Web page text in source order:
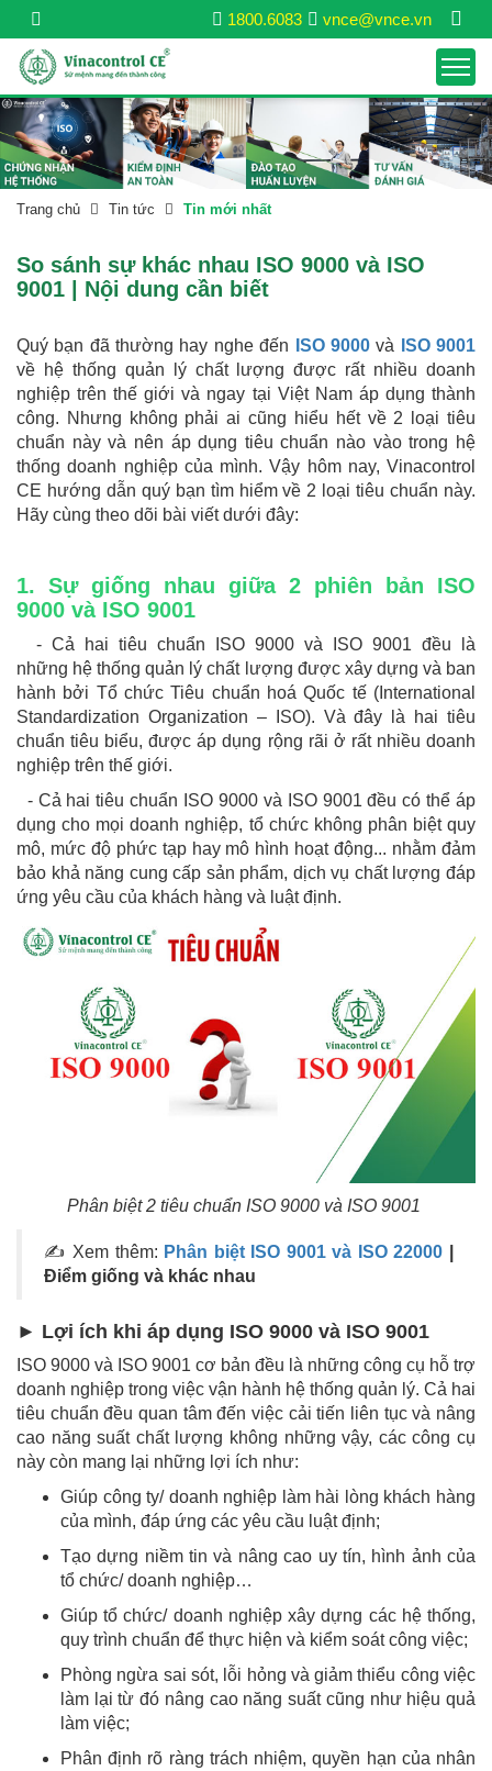
vnce@vnce.vn
1800.6083
Trang chủ Tin tức Tin mới nhất
So sánh sự khác nhau ISO 9000 và ISO
9001 | Nội dung cần biết
Quý bạn đã thường hay nghe đến ISO 9000và
ISO 9001
về hệ thống quản lý chất lượng được rất nhiều doanh
nghiệp trên thế giới và ngay tại Việt Nam áp dụng thành
công. Nhưng không phải ai cũng hiểu hết về 2 loại tiêu
chuẩn này và nên áp dụng tiêu chuẩn nào vào trong hệ
thống doanh nghiệp của mình. Vậy hôm nay, Vinacontrol
CE hướng dẫn quý bạn tìm hiểm về 2 loại tiêu chuẩn này.
Hãy cùng theo dõi bài viết dưới đây:
1. Sự giống nhau giữa 2 phiên bản ISO
9000 và ISO 9001
- Cả hai tiêu chuẩn ISO 9000 và ISO 9001 đều là
những hệ thống quản lý chất lượng được xây dựng và ban
hành bởi Tổ chức Tiêu chuẩn hoá Quốc tế (International
Standardization Organization – ISO). Và đây là hai tiêu
chuẩn tiêu biểu, được áp dụng rộng rãi ở rất nhiều doanh
nghiệp trên thế giới.
- Cả hai tiêu chuẩn ISO 9000 và ISO 9001 đều có thể áp
dụng cho mọi doanh nghiệp, tổ chức không phân biệt quy
mô, mức độ phức tạp hay mô hình hoạt động... nhằm đảm
bảo khả năng cung cấp sản phẩm, dịch vụ chất lượng đáp
ứng yêu cầu của khách hàng và luật định.
Phân biệt 2 tiêu chuẩn ISO 9000 và ISO 9001
✍ Xem thêm: Phân biệt ISO 9001 và ISO 22000
Điểm giống và khác nhau
► Lợi ích khi áp dụng ISO 9000 và ISO 9001
ISO 9000 và ISO 9001 cơ bản đều là những công cụ hỗ trợ
doanh nghiệp trong việc vận hành hệ thống quản lý. Cả hai
tiêu chuẩn đều quan tâm đến việc cải tiến liên tục và nâng
cao năng suất chất lượng không những vậy, các công cụ
này còn mang lại những lợi ích như:
Giúp công ty/ doanh nghiệp làm hài lòng khách hàng
của mình, đáp ứng các yêu cầu luật định;
Tạo dựng niềm tin và nâng cao uy tín, hình ảnh của
tổ chức/ doanh nghiệp…
Giúp tổ chức/ doanh nghiệp xây dựng các hệ thống,
quy trình chuẩn để thực hiện và kiểm soát công việc;
Phòng ngừa sai sót, lỗi hỏng và giảm thiểu công việc
làm lại từ đó nâng cao năng suất cũng như hiệu quả
làm việc;
Phân định rõ ràng trách nhiệm, quyền hạn của nhân